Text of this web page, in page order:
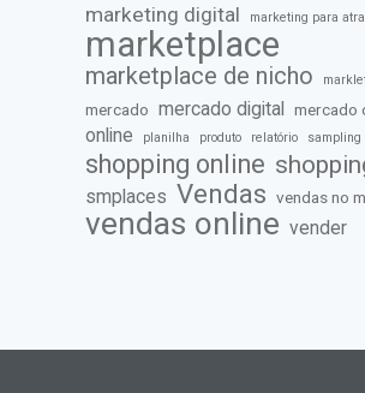
marketing digital marketing para
marketplace
marketplace de nicho
mercado mercado digital mercado
online planilha produto relatório sampling
shopping online
smplaces Vendas vendas no
vendas online vender